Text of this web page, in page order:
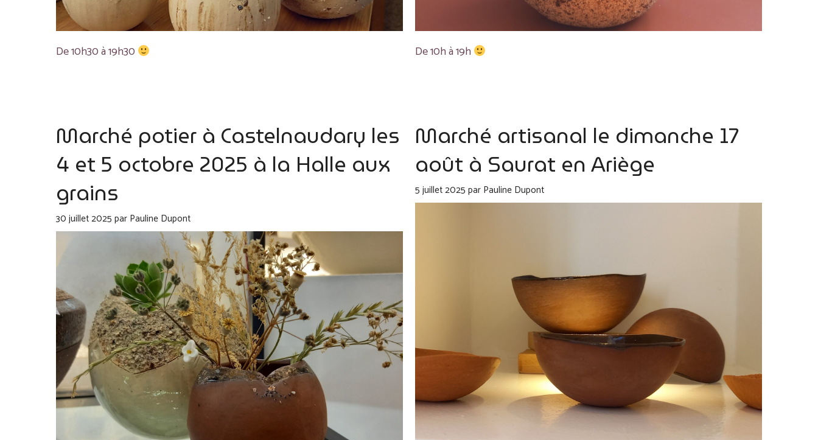
De 10h30 à 19h30 De 10h à 19h
Marché potier à Castelnaudary les
4 et 5 octobre 2025 à la Halle aux
grains
30 juillet 2025 par Pauline Dupont
Marché artisanal le dimanche 17
août à Saurat en Ariège
5 juillet 2025 par Pauline Dupont